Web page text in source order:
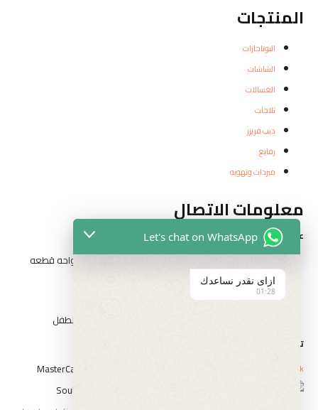
المنتجات
البوتاجازات
الشاشات
الغسالات
ثلاجات
ديب فريزر
رفايع
مبردات وتهويه
معلومات الاتصال
عناوين الفروع
المقطم الهضبه الوسطي الحي التاني شارع مدرسه الواحه قطعه
رقم ٣٢٦٢
١٤ شارع السيد الببلاوي ارض شريف عابدين
تواصل مع الفارس
Facebook
Let's chat on WhatsApp
ازاى نقدر نساعدك
01:28